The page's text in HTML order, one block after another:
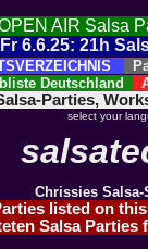
AIR Salsa
6.6.25: 21h
Deutschland
Parties,
select your
Chrissies
listed on
Salsa